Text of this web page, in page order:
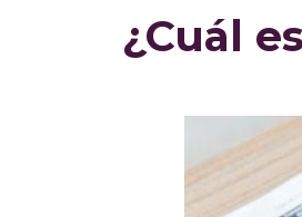
¿Cuál